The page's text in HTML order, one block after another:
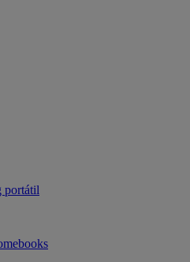
portátil